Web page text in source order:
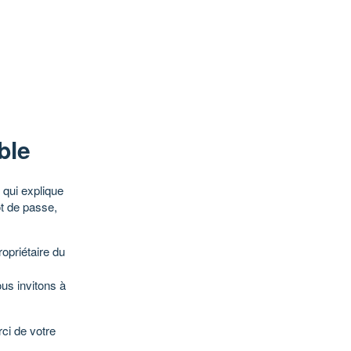
explique
de passe,
du
invitons à
de votre